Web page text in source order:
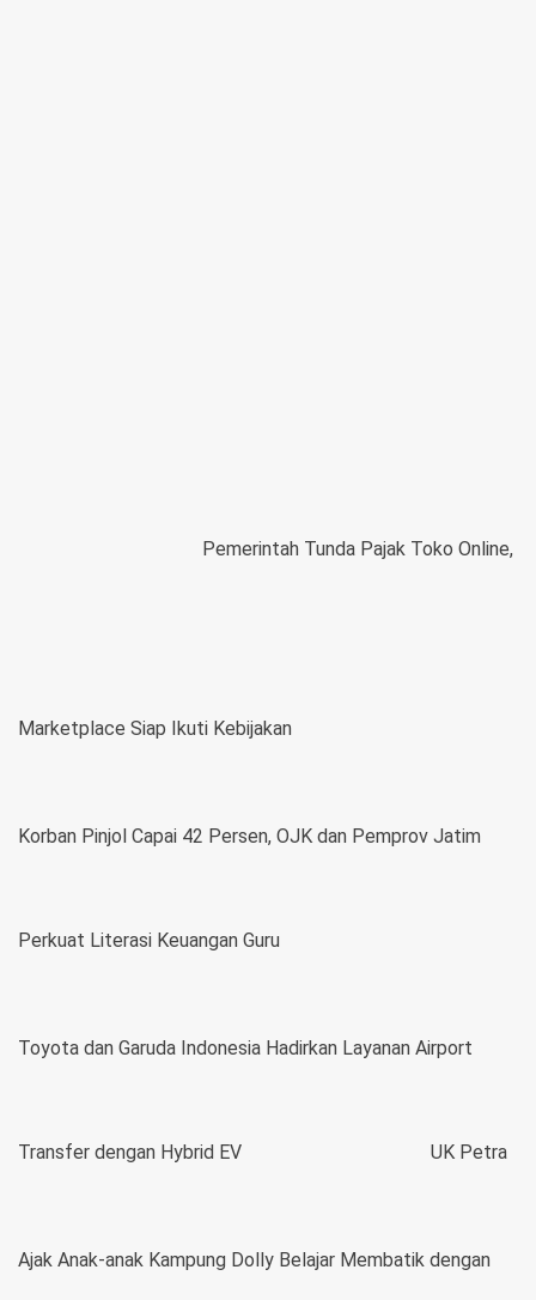
Pemerintah Tunda Pajak Toko Online,
Marketplace Siap Ikuti Kebijakan
Korban Pinjol Capai 42 Persen, OJK dan Pemprov Jatim
Perkuat Literasi Keuangan Guru
Toyota dan Garuda Indonesia Hadirkan Layanan Airport
Transfer dengan Hybrid EV UK Petra
Ajak Anak-anak Kampung Dolly Belajar Membatik dengan